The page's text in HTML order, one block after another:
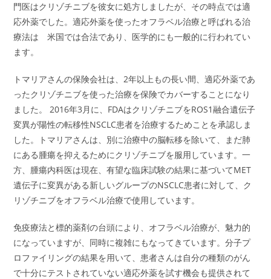
門医はクリゾチニブを彼女に処方しましたが、その時点では適
応外薬でした。適応外薬を使ったオフラベル治療と呼ばれる治
療法は 米国では合法であり、医学的にも一般的に行われてい
ます。
トマリアさんの保険会社は、2年以上もの長い間、適応外薬であ
ったクリゾチニブを使った治療を保険でカバーすることになり
ました。 2016年3月に、FDAはクリゾチニブをROS1融合遺伝子
変異が陽性の転移性NSCLC患者を治療するためことを承認しま
した。トマリアさんは、別に治療中の脳転移を除いて、まだ肺
にある腫瘍を抑えるためにクリゾチニブを服用しています。一
方、腫瘍内科医は現在、有望な臨床試験の結果に基づいてMET
遺伝子に変異がある新しいグループのNSCLC患者に対して、ク
リゾチニブをオフラベル治療で使用しています。
免疫療法と標的薬剤の台頭により、オフラベル治療が、魅力的
になっていますが、同時に複雑にもなってきています。分子プ
ロファイリングの結果を用いて、患者さんは自分の種類のがん
で十分にテストされていない適応外薬を試す機会も提供されて